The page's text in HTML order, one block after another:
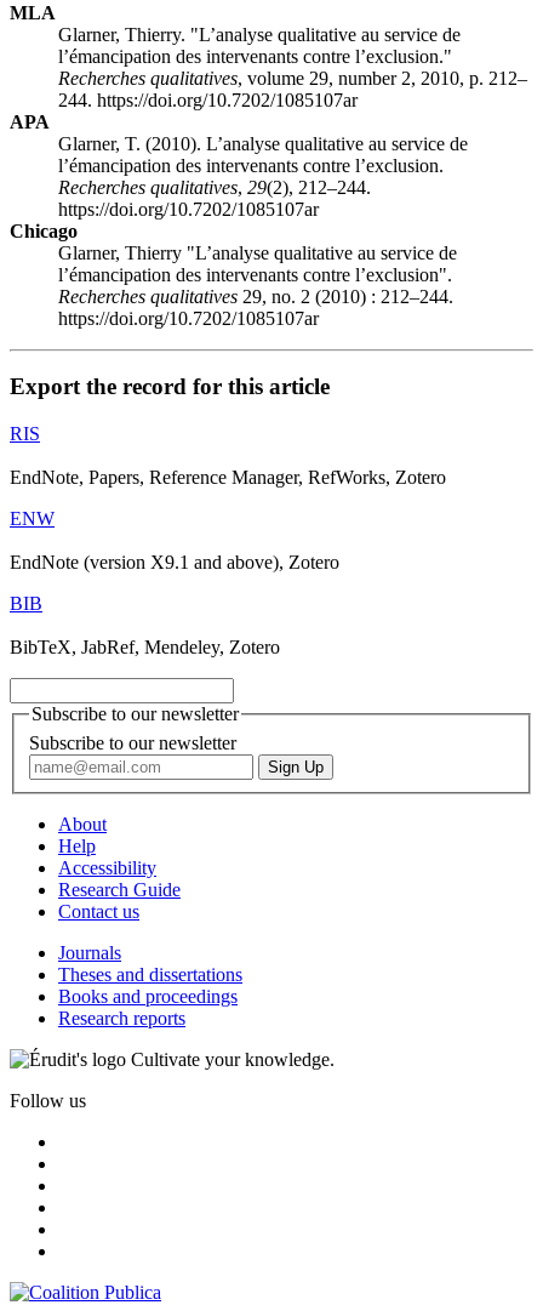
MLA
Glarner, Thierry. "L’analyse qualitative au service de
l’émancipation des intervenants contre l’exclusion."
Recherches qualitatives, volume 29, number 2, 2010, p. 212–
244. https://doi.org/10.7202/1085107ar
APA
Glarner, T. (2010). L’analyse qualitative au service de
l’émancipation des intervenants contre l’exclusion.
Recherches qualitatives, 29(2), 212–244.
https://doi.org/10.7202/1085107ar
Chicago
Glarner, Thierry "L’analyse qualitative au service de
l’émancipation des intervenants contre l’exclusion".
Recherches qualitatives 29, no. 2 (2010) : 212–244.
https://doi.org/10.7202/1085107ar
Export the record for this article
RIS
EndNote, Papers, Reference Manager, RefWorks, Zotero
ENW
EndNote (version X9.1 and above), Zotero
BIB
BibTeX, JabRef, Mendeley, Zotero
Subscribe to our newsletter
Subscribe to our newsletter
About
Help
Accessibility
Research Guide
Contact us
Journals
Theses and dissertations
Books and proceedings
Research reports
Cultivate your knowledge.
Follow us